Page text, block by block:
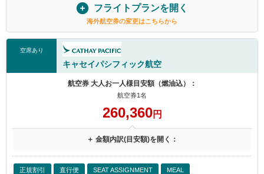
フライトプランを開く
海外航空券の変更はこちらから
空席あり
キャセイパシフィック航空
航空券 大人お一人様目安額（燃油込）：
航空券1名
260,360円
＋ 金額内訳(目安額)を開く：
正規割引 直行便 SEAT ASSIGNMENT MEAL